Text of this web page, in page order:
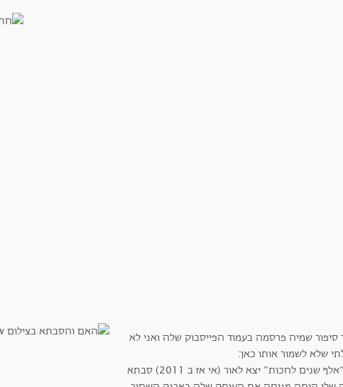
סיפור שמיה פרסמה בעמוד הפייסבוק שלה ואני לא
שלא לשמור אותו כאן:
כש״אלף שנים לחכות״ יצא לאור (אי אז ב 2011) סבתא